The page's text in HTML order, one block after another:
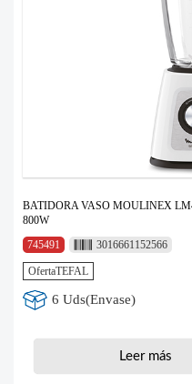
BATIDORA VASO MOULINEX
800W
745491
3016661152566
OfertaTEFAL
6 Uds(Envase)
Leer más